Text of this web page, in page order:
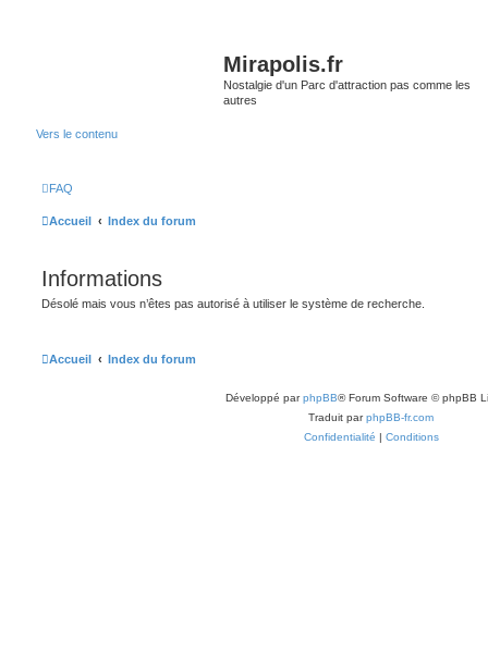
Mirapolis.fr
Nostalgie d'un Parc d'attraction pas comme les
autres
Vers le contenu
FAQ
Accueil Index du forum
Informations
Désolé mais vous n’êtes pas autorisé à utiliser le système de recherche.
Accueil Index du forum
Développé parphpBB® Forum Software © phpBB
Traduit parphpBB-fr.com
Confidentialité | Conditions